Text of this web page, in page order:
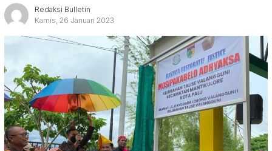
Redaksi Bulletin
Kamis, 26 Januari 2023